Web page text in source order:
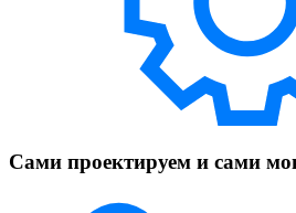
Сами проектируем и сами